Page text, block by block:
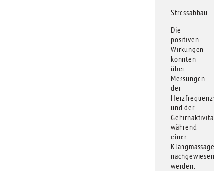
Stressabbau
Die
positiven
Wirkungen
konnten
über
Messungen
der
und der
während
einer
Klangmassage
nachgewiesen
werden.